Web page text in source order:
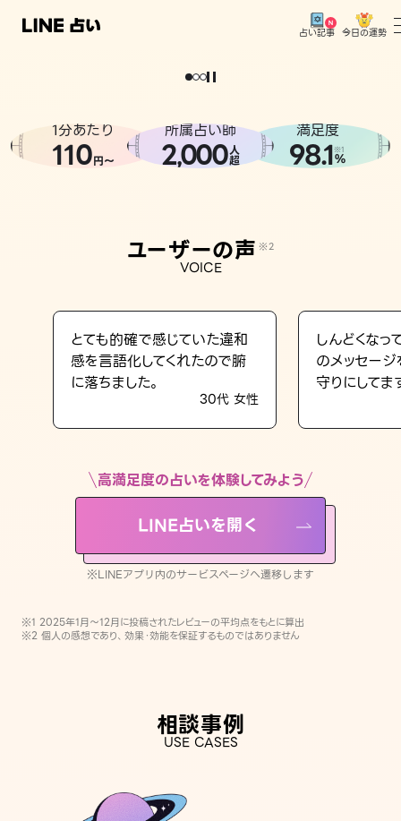
占い記事 今日の運勢
相談事例
LINE占いを開く
※LINEアプリ内のサービスページへ遷移します
どうせなら
。
1分あたり
110円〜
所属占い師
2,000人
超
満足度
98.1※1
%
ユーザーの声 ※2
VOICE
とても的確で感じていた違和
感を言語化してくれたので腑
に落ちました。
30代 女性
しんどくなっ
のメッセー
守りにしてま
高満足度の占いを体験してみよう
LINE占いを開く
※LINEアプリ内のサービスページへ遷移します
※1 2025年1月〜12月に投稿されたレビューの平均点をもとに算出
※2 個人の感想であり、効果・効能を保証するものではありません
相談事例
USE CASES